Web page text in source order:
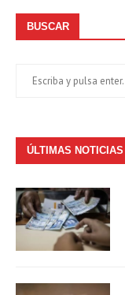
BUSCAR
ÚLTIMAS NOTICIAS